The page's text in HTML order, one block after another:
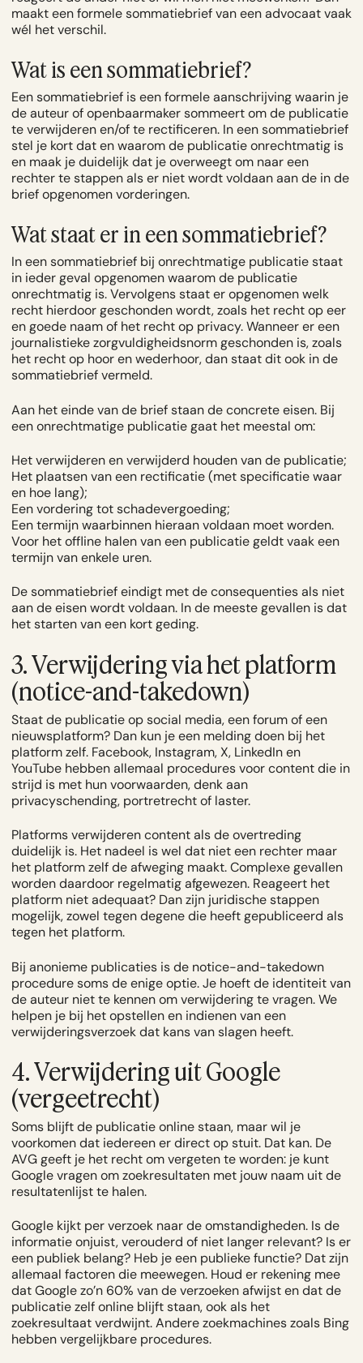
maakt een formele sommatiebrief van een advocaat vaak
wél het verschil.
Wat is een sommatiebrief?
Een sommatiebrief is een formele aanschrijving waarin je
de auteur of openbaarmaker sommeert om de publicatie
te verwijderen en/of te rectificeren. In een sommatiebrief
stel je kort dat en waarom de publicatie onrechtmatig is
en maak je duidelijk dat je overweegt om naar een
rechter te stappen als er niet wordt voldaan aan de in de
brief opgenomen vorderingen.
Wat staat er in een sommatiebrief?
In een sommatiebrief bij onrechtmatige publicatie staat
in ieder geval opgenomen waarom de publicatie
onrechtmatig is. Vervolgens staat er opgenomen welk
recht hierdoor geschonden wordt, zoals het recht op eer
en goede naam of het recht op privacy. Wanneer er een
journalistieke zorgvuldigheidsnorm geschonden is, zoals
het recht op hoor en wederhoor, dan staat dit ook in de
sommatiebrief vermeld.
Aan het einde van de brief staan de concrete eisen. Bij
een onrechtmatige publicatie gaat het meestal om:
Het verwijderen en verwijderd houden van de publicatie;
Het plaatsen van een rectificatie (met specificatie waar
en hoe lang);
Een vordering tot schadevergoeding;
Een termijn waarbinnen hieraan voldaan moet worden.
Voor het offline halen van een publicatie geldt vaak een
termijn van enkele uren.
De sommatiebrief eindigt met de consequenties als niet
aan de eisen wordt voldaan. In de meeste gevallen is dat
het starten van een kort geding.
3. Verwijdering via het platform
(notice-and-takedown)
Staat de publicatie op social media, een forum of een
nieuwsplatform? Dan kun je een melding doen bij het
platform zelf. Facebook, Instagram, X, LinkedIn en
YouTube hebben allemaal procedures voor content die in
strijd is met hun voorwaarden, denk aan
privacyschending, portretrecht of laster.
Platforms verwijderen content als de overtreding
duidelijk is. Het nadeel is wel dat niet een rechter maar
het platform zelf de afweging maakt. Complexe gevallen
worden daardoor regelmatig afgewezen. Reageert het
platform niet adequaat? Dan zijn juridische stappen
mogelijk, zowel tegen degene die heeft gepubliceerd als
tegen het platform.
Bij anonieme publicaties is de notice-and-takedown
procedure soms de enige optie. Je hoeft de identiteit van
de auteur niet te kennen om verwijdering te vragen. We
helpen je bij het opstellen en indienen van een
verwijderingsverzoek dat kans van slagen heeft.
4. Verwijdering uit Google
(vergeetrecht)
Soms blijft de publicatie online staan, maar wil je
voorkomen dat iedereen er direct op stuit. Dat kan. De
AVG geeft je het recht om vergeten te worden: je kunt
Google vragen om zoekresultaten met jouw naam uit de
resultatenlijst te halen.
Google kijkt per verzoek naar de omstandigheden. Is de
informatie onjuist, verouderd of niet langer relevant? Is er
een publiek belang? Heb je een publieke functie? Dat zijn
allemaal factoren die meewegen. Houd er rekening mee
dat Google zo’n 60% van de verzoeken afwijst en dat de
publicatie zelf online blijft staan, ook als het
zoekresultaat verdwijnt. Andere zoekmachines zoals Bing
hebben vergelijkbare procedures.